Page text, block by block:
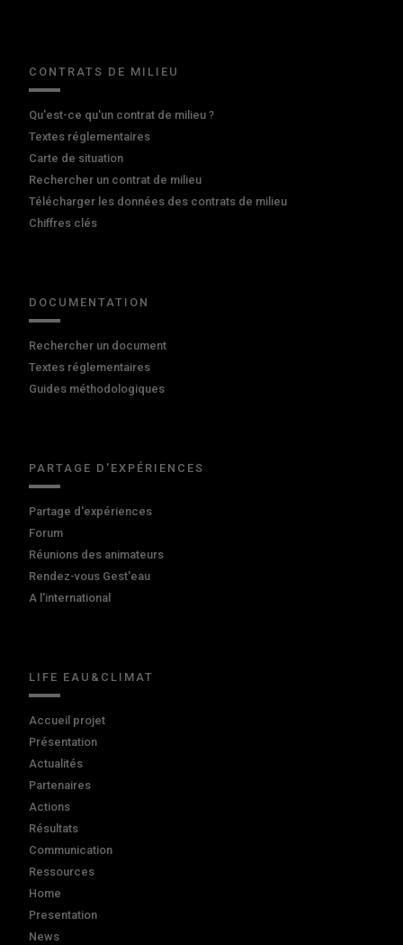
CONTRATS DE MILIEU
Qu'est-ce qu'un contrat de milieu ?
Textes réglementaires
Carte de situation
Rechercher un contrat de milieu
Télécharger les données des contrats de milieu
Chiffres clés
DOCUMENTATION
Rechercher un document
Textes réglementaires
Guides méthodologiques
PARTAGE D'EXPÉRIENCES
Partage d'expériences
Forum
Réunions des animateurs
Rendez-vous Gest'eau
A l'international
LIFE EAU&CLIMAT
Accueil projet
Présentation
Actualités
Partenaires
Actions
Résultats
Communication
Ressources
Home
Presentation
News